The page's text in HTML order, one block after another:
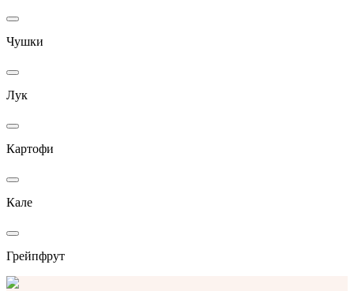
Чушки
Лук
Картофи
Кале
Грейпфрут